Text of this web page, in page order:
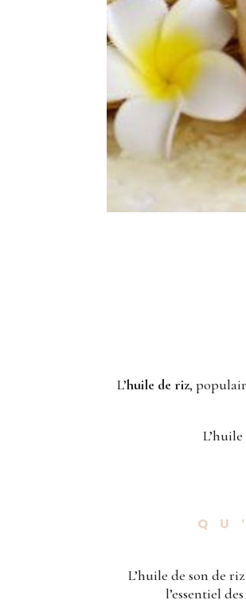
L’huile de riz,
L’huile de son de
l’essentiel